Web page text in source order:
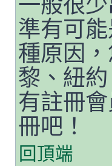
準有可
種原因
黎、紐
有註冊
冊吧！
回頂端